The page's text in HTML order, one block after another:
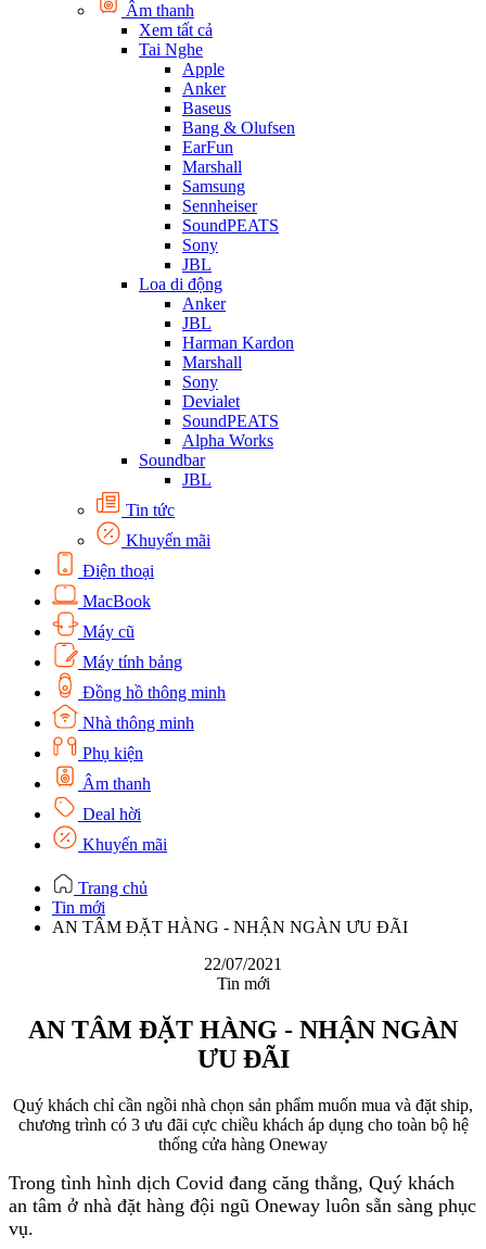
Âm thanh
Xem tất cả
Tai Nghe
Apple
Anker
Baseus
Bang & Olufsen
EarFun
Marshall
Samsung
Sennheiser
SoundPEATS
Sony
JBL
Loa di động
Anker
JBL
Harman Kardon
Marshall
Sony
Devialet
SoundPEATS
Alpha Works
Soundbar
JBL
Tin tức
Khuyến mãi
Điện thoại
MacBook
Máy cũ
Máy tính bảng
Đồng hồ thông minh
Nhà thông minh
Phụ kiện
Âm thanh
Deal hời
Khuyến mãi
Trang chủ
Tin mới
AN TÂM ĐẶT HÀNG - NHẬN NGÀN ƯU ĐÃI
22/07/2021
Tin mới
AN TÂM ĐẶT HÀNG - NHẬN NGÀN
ƯU ĐÃI
Quý khách chỉ cần ngồi nhà chọn sản phẩm muốn mua và đặt ship,
chương trình có 3 ưu đãi cực chiều khách áp dụng cho toàn bộ hệ
thống cửa hàng Oneway
Trong tình hình dịch Covid đang căng thẳng, Quý khách
an tâm ở nhà đặt hàng đội ngũ Oneway luôn sẵn sàng phục
vụ.